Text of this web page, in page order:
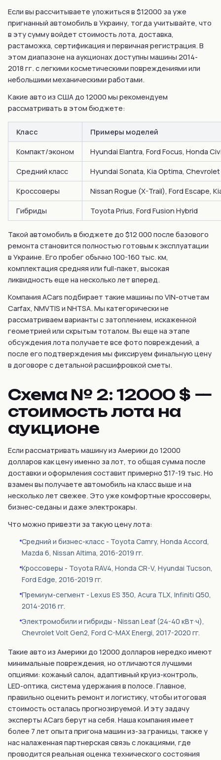
Если вы рассчитываете уложиться в $12000 за уже
пригнанный автомобиль в Украину, тогда учитывайте, что
в эту сумму войдет стоимость лота, доставка,
растаможка, сертификация и первичная регистрация. В
этом диапазоне на аукционах доступны машины 2014-
2018 гг. с легкими косметическими повреждениями или
небольшими механическими работами.
Какие авто из США до 12000 мы рекомендуем
рассматривать в этом бюджете:
Класс Примеры моделей
Компакт/эконом Hyundai Elantra, Ford Focus, Honda
Средний класс Hyundai Sonata, Kia Optima,
Кроссоверы Nissan Rogue (X-Trail), Ford Escape,
Гибриды Toyota Prius, Ford Fusion Hybrid
Такой автомобиль в бюджете до $12 000 после базового
ремонта становится полностью готовым к эксплуатации
в Украине. Его пробег обычно 100-160 тыс. км,
комплектация средняя или full-пакет, высокая
ликвидность еще на несколько лет вперед.
Компания ACars подбирает такие машины по VIN-отчетам
Carfax, NMVTIS и NHTSA. Мы категорически не
рассматриваем варианты с затоплением, искаженной
геометрией или скрытым тоталом. Вы еще на этапе
обсуждения лота получаете все фото повреждений, а
после его подтверждения мы фиксируем финальную цену
в договоре с детальной расшифровкой сметы.
Схема № 2: 12000 $ —
стоимость лота на
аукционе
Если рассматривать машину из Америки до 12000
долларов как цену именно за лот, то общая сумма после
доставки и оформления составит примерно $17-19 тыс. Но
взамен вы получаете автомобиль на класс выше и на
несколько лет свежее. Это уже комфортные кроссоверы,
бизнес-седаны и даже электрокары.
Что можно привезти за такую цену лота:
Средний и бизнес-класс - Toyota Camry, Honda Accord,
Mazda 6, Nissan Altima, 2016-2019 гг.
Кроссоверы - Toyota RAV4, Honda CR-V, Hyundai Tucson,
Ford Edge, 2016-2019 гг.
Премиум-сегмент - Lexus ES 350, Acura TLX, Infiniti Q50,
2014-2016 гг.
Электромобили и гибриды - Nissan Leaf (24-40 кВт·ч),
Chevrolet Volt Gen2, Ford C-MAX Energi, 2017-2020 гг.
Такие авто из Америки до 12000 долларов нередко имеют
минимальные повреждения, но отличаются лучшими
опциями: кожаный салон, адаптивный круиз-контроль,
LED-оптика, система удержания в полосе. Главное,
правильно оценить ремонт и логистику, чтобы итоговая
стоимость осталась прогнозируемой. И эту задачу
эксперты ACars берут на себя. Наша компания имеет
более 7 лет опыта пригона машин из-за границы, также у
нас налаженная партнерская связь с локациями, где
проводится реальная оценка технического состояния